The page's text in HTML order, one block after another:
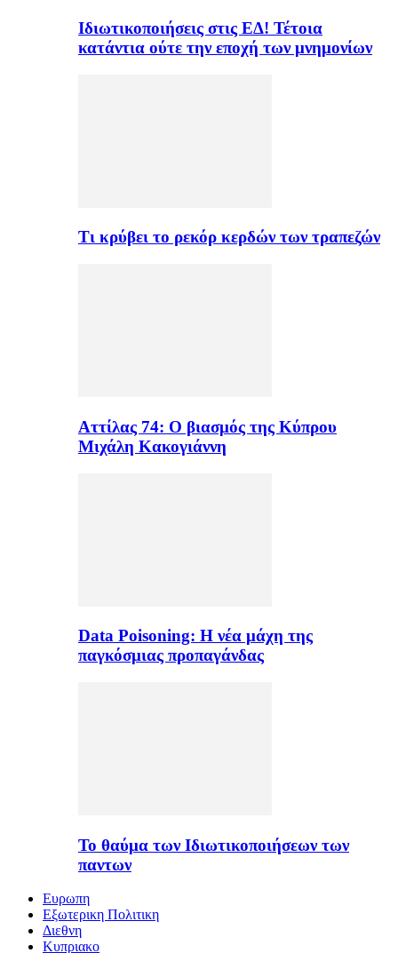
Ιδιωτικοποιήσεις στις ΕΔ! Τέτοια
κατάντια ούτε την εποχή των μνημονίων
Τι κρύβει το ρεκόρ κερδών των τραπεζών
Αττίλας 74: Ο βιασμός της Κύπρου
Μιχάλη Κακογιάννη
Data Poisoning: Η νέα μάχη της
παγκόσμιας προπαγάνδας
Το θαύμα των Ιδιωτικοποιήσεων των
παντων
Ευρωπη
Εξωτερικη Πολιτικη
Διεθνη
Κυπριακο